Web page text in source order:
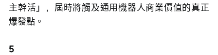
主幹活」，屆時將觸及通用機器人商業價值的真正
爆發點。
5